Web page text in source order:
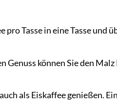
pro Tasse in eine Tasse und
Genuss können Sie den
als Eiskaffee genießen.